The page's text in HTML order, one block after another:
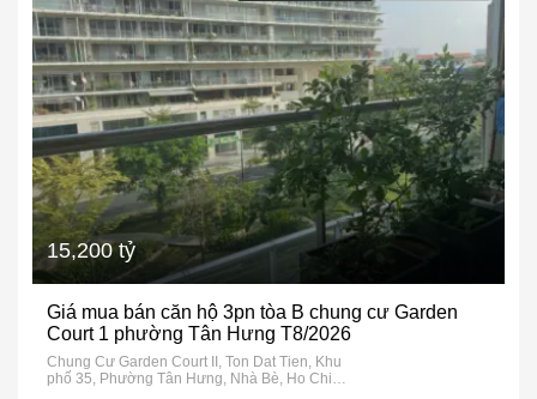
15,200 tỷ
Giá mua bán căn hộ 3pn tòa B chung cư Garden
Court 1 phường Tân Hưng T8/2026
Chung Cư Garden Court II, Ton Dat Tien, Khu
phố 35, Phường Tân Hưng, Nhà Bè, Ho Chi